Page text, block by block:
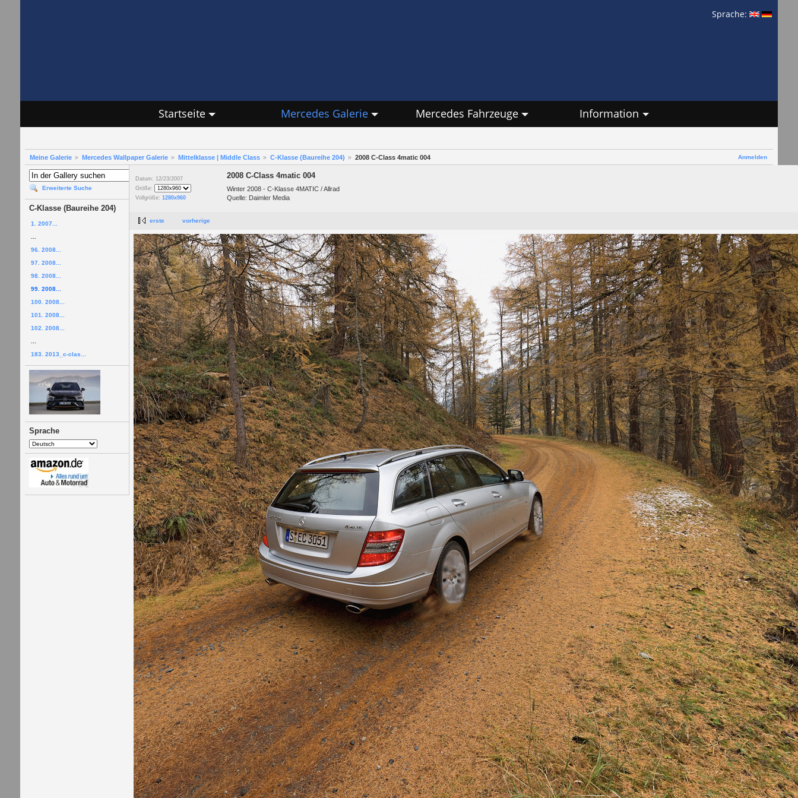
Sprache:
Startseite Mercedes Galerie Mercedes Fahrzeuge Information
Anmelden
Meine Galerie Mercedes Wallpaper Galerie Mittelklasse | Middle Class C-Klasse (Baureihe 204) 2008 C-Class 4matic 004
Erweiterte Suche
C-Klasse (Baureihe 204)
1. 2007...
96. 2008...
97. 2008...
98. 2008...
99. 2008...
100. 2008...
101. 2008...
102. 2008...
183. 2013_c-clas...
Sprache
Datum: 12/23/2007
Größe:
Vollgröße: 1280x960
2008 C-Class 4matic 004
Winter 2008 - C-Klasse 4MATIC / Allrad
Quelle: Daimler Media
erste vorherige